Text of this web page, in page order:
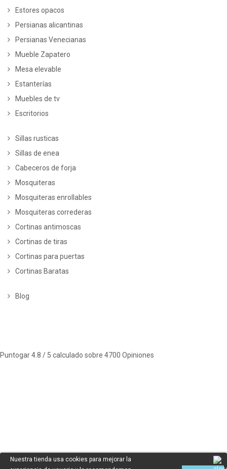
Nuestra tienda usa cookies para mejorar la
Estores opacos
Persianas alicantinas
Persianas Venecianas
Mueble Zapatero
Mesa elevable
Estanterías
Muebles de tv
Escritorios
Sillas rusticas
Sillas de enea
Cabeceros de forja
Mosquiteras
Mosquiteras enrollables
Mosquiteras correderas
Cortinas antimoscas
Cortinas de tiras
Cortinas para puertas
Cortinas Baratas
Blog
Puntogar4.8 / 5 calculado sobre 4700 Opiniones